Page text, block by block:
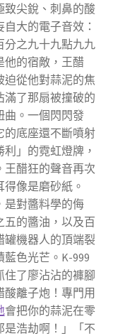
致尖銳、刺鼻的酸
大的電子音效：
分之九十九點九九
他的宿敵，王醋
迫從他對蒜泥的焦
滿了那扇被撞破的
曲。一個閃閃發
的底座還不斷噴射
」的霓虹燈牌，
王醋狂的聲音再次
像是磨砂紙。
是對醬料學的侮
五的醬油，以及百
罐機器人的頂端裂
色光芒。K-999
住了廖沾沾的褲腳
酸離子炮！專門用
會把你的蒜泥在零
是浩劫啊！」「不